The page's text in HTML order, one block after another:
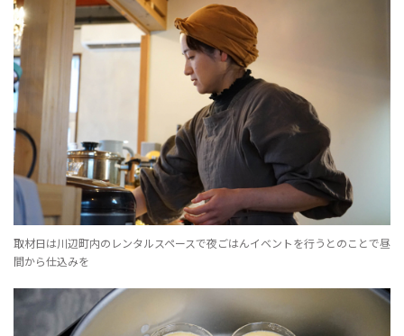
取材日は川辺町内のレンタルスペースで夜ごはんイベントを行うとのことで昼
間から仕込みを